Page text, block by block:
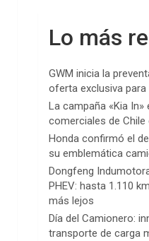
Lo más
GWM inicia la
oferta exclusiva
La campaña «Kia
comerciales de
Honda confirmó el
su emblemática
Dongfeng
PHEV: hasta 1.110
más lejos
Día del Camionero:
transporte de carga